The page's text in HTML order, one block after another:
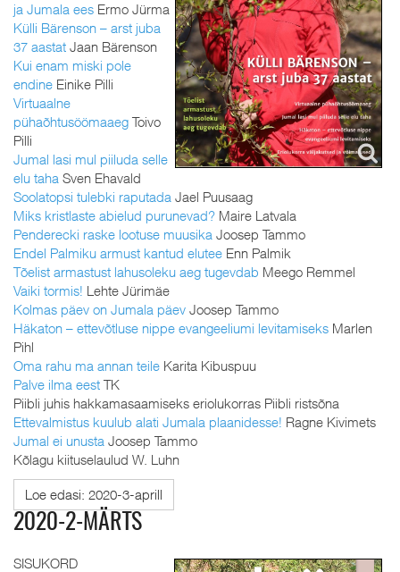
ja Jumala ees Ermo Jürma
Külli Bärenson – arst juba
37 aastat Jaan Bärenson
Kui enam miski pole
endine Einike Pilli
Virtuaalne
pühaõhtusöömaaeg Toivo
Pilli
Jumal lasi mul piiluda selle
elu taha Sven Ehavald
Soolatopsi tulebki raputada Jael Puusaag
Miks kristlaste abielud purunevad? Maire Latvala
Penderecki raske lootuse muusika Joosep Tammo
Endel Palmiku armust kantud elutee Enn Palmik
Tõelist armastust lahusoleku aeg tugevdab Meego Remmel
Vaiki tormis! Lehte Jürimäe
Kolmas päev on Jumala päev Joosep Tammo
Häkaton – ettevõtluse nippe evangeeliumi levitamiseks Marlen
Pihl
Oma rahu ma annan teile Karita Kibuspuu
Palve ilma eest TK
Piibli juhis hakkamasaamiseks eriolukorras Piibli ristsõna
Ettevalmistus kuulub alati Jumala plaanidesse! Ragne Kivimets
Jumal ei unusta Joosep Tammo
Kõlagu kiituselaulud W. Luhn
Loe edasi: 2020-3-aprill
2020-2-MÄRTS
SISUKORD